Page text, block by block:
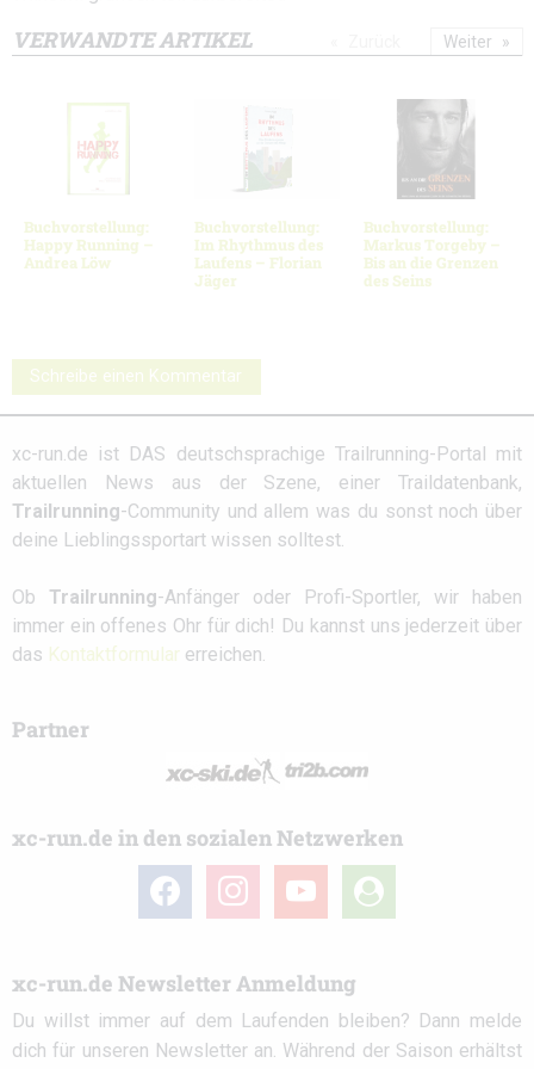
VERWANDTE ARTIKEL
Buchvorstellung:
Happy Running –
Andrea Löw
Buchvorstellung:
Im Rhythmus des
Laufens – Florian
Jäger
Buchvorstellung:
Markus Torgeby –
Bis an die Grenzen
des Seins
Weiter
Schreibe einen Kommentar
xc-run.de ist DAS deutschsprachige Trailrunning-Portal mit
aktuellen News aus der Szene, einer Traildatenbank,
Trailrunning-Community und allem was du sonst noch über
deine Lieblingssportart wissen solltest.
Ob Trailrunning-Anfänger oder Profi-Sportler, wir haben
immer ein offenes Ohr für dich! Du kannst uns jederzeit über
das Kontaktformular erreichen.
Partner
xc-run.de in den sozialen Netzwerken
facebook instagramyoutube
user-
circle
xc-run.de Newsletter Anmeldung
Du willst immer auf dem Laufenden bleiben? Dann melde
dich für unseren Newsletter an. Während der Saison erhältst